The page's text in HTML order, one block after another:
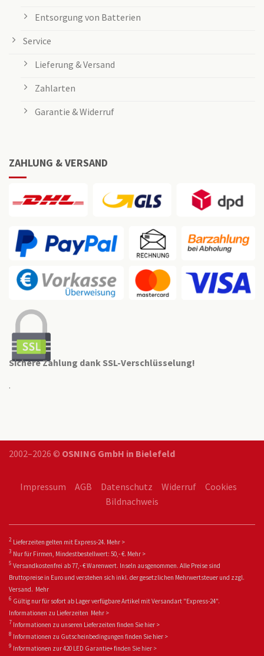
Entsorgung von Batterien
Service
Lieferung & Versand
Zahlarten
Garantie & Widerruf
ZAHLUNG & VERSAND
Sichere Zahlung dank SSL-Verschlüsselung!
.
2002–2026 © OSNING GmbH in Bielefeld
Impressum AGB Datenschutz Widerruf
Cookies
Bildnachweis
2 Lieferzeiten gelten mit Express-24. Mehr >
3 Nur für Firmen, Mindestbestellwert: 50,- €. Mehr >
5 Versandkostenfrei ab 77,- € Warenwert. Inseln ausgenommen. Alle Preise sind
Bruttopreise in Euro und verstehen sich inkl. der gesetzlichen Mehrwertsteuer und zzgl.
Versand. Mehr
6 Gültig nur für sofort ab Lager verfügbare Artikel mit Versandart "Express-24".
Informationen zu Lieferzeiten Mehr >
7 Informationen zu unseren Lieferzeiten finden Sie hier >
8 Informationen zu Gutscheinbedingungen finden Sie hier >
9 Informationen zur 420 LED Garantie+ finden Sie hier >